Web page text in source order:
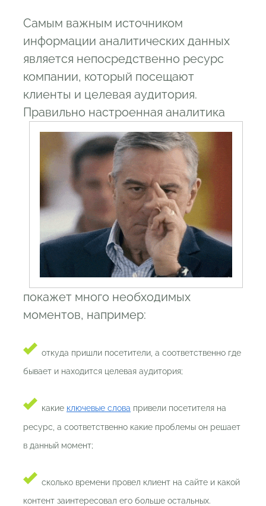
Самым важным источником
информации аналитических данных
является непосредственно ресурс
компании, который посещают
клиенты и целевая аудитория.
Правильно настроенная аналитика
покажет много необходимых
моментов, например:
откуда пришли посетители, а соответственно где
бывает и находится целевая аудитория;
какие ключевые слова привели посетителя на
ресурс, а соответственно какие проблемы он решает
в данный момент;
сколько времени провел клиент на сайте и какой
контент заинтересовал его больше остальных.